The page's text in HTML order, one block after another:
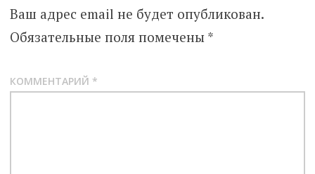
Ваш адрес email не будет опубликован.
Обязательные поля помечены *
КОММЕНТАРИЙ *